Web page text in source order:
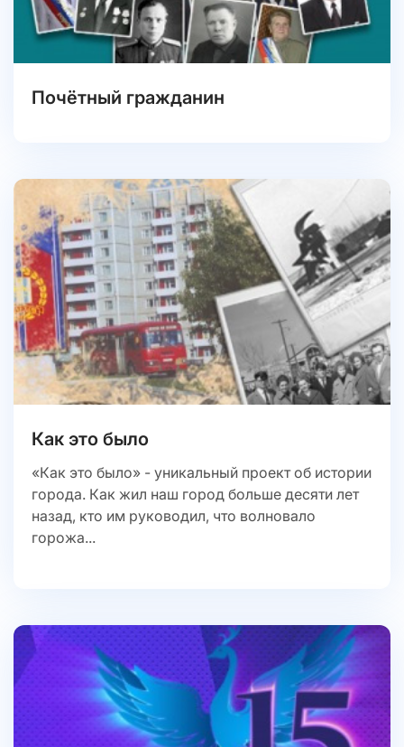
Почётный гражданин
Как это было
«Как это было» - уникальный проект об истории
города. Как жил наш город больше десяти лет
назад, кто им руководил, что волновало
горожа...